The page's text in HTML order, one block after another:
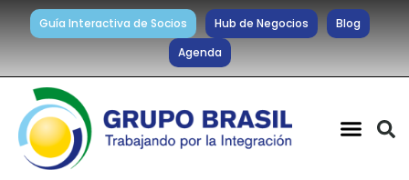
Guía Interactiva de Socios Hub de Negocios
Blog
Agenda